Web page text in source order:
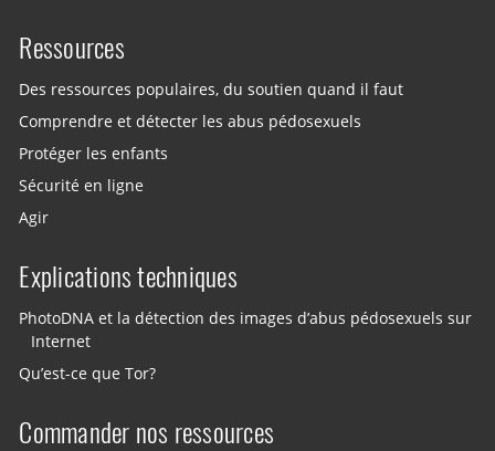
Ressources
Des ressources populaires, du soutien quand il faut
Comprendre et détecter les abus pédosexuels
Protéger les enfants
Sécurité en ligne
Agir
Explications techniques
PhotoDNA et la détection des images d’abus pédosexuels sur
Internet
Qu’est-ce que Tor?
Commander nos ressources